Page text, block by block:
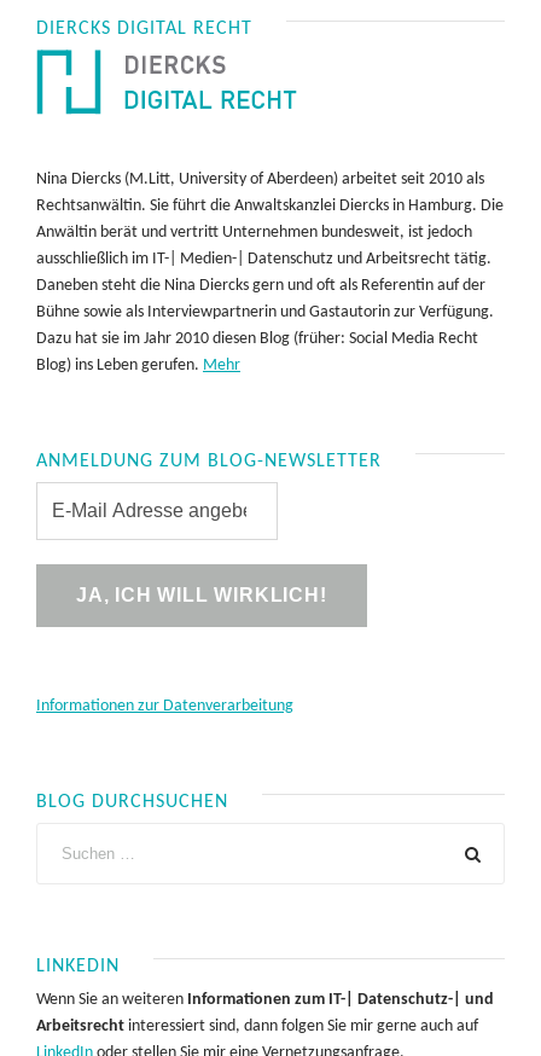
DIERCKS DIGITAL RECHT
Nina Diercks (M.Litt, University of Aberdeen) arbeitet seit 2010 als
Rechtsanwältin. Sie führt die Anwaltskanzlei Diercks in Hamburg. Die
Anwältin berät und vertritt Unternehmen bundesweit, ist jedoch
ausschließlich im IT-| Medien-| Datenschutz und Arbeitsrecht tätig.
Daneben steht die Nina Diercks gern und oft als Referentin auf der
Bühne sowie als Interviewpartnerin und Gastautorin zur Verfügung.
Dazu hat sie im Jahr 2010 diesen Blog (früher: Social Media Recht
Blog) ins Leben gerufen. Mehr
ANMELDUNG ZUM BLOG-NEWSLETTER
Informationen zur Datenverarbeitung
BLOG DURCHSUCHEN
LINKEDIN
Wenn Sie an weiteren Informationen zum IT-| Datenschutz-| und
Arbeitsrecht interessiert sind, dann folgen Sie mir gerne auch auf